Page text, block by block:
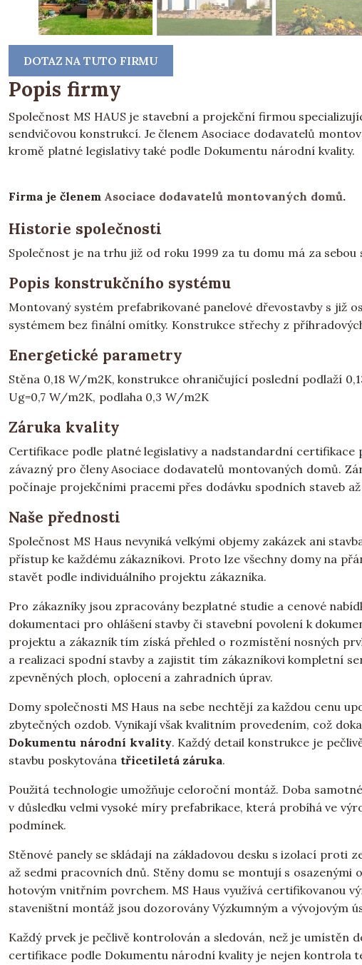
DOTAZ NA TUTO FIRMU
Popis firmy
Společnost MS HAUS je stavební a projekční firmou
sendvičovou konstrukcí. Je členem Asociace dodavatelů
kromě platné legislativy také podle Dokumentu národní kvality.
Firma je členem Asociace dodavatelů montovaných domů.
Historie společnosti
Společnost je na trhu již od roku 1999 za tu domu má za sebou
Popis konstrukčního systému
Montovaný systém prefabrikované panelové dřevostavby s již
systémem bez finální omítky. Konstrukce střechy z
Energetické parametry
Stěna 0,18 W/m2K, konstrukce ohraničující poslední podlaží
Ug=0,7 W/m2K, podlaha 0,3 W/m2K
Záruka kvality
Certifikace podle platné legislativy a nadstandardní certifikace
závazný pro členy Asociace dodavatelů montovaných domů.
počínaje projekčními pracemi přes dodávku spodních staveb
Naše přednosti
Společnost MS Haus nevyniká velkými objemy zakázek ani
přístup ke každému zákazníkovi. Proto lze všechny domy na
stavět podle individuálního projektu zákazníka.
Pro zákazníky jsou zpracovány bezplatné studie a cenové
dokumentaci pro ohlášení stavby či stavební povolení k
projektu a zákazník tím získá přehled o rozmístění nosných
a realizaci spodní stavby a zajistit tím zákazníkovi kompletní
zpevněných ploch, oplocení a zahradních úprav.
Domy společnosti MS Haus na sebe nechtějí za každou cenu
zbytečných ozdob. Vynikají však kvalitním provedením, což
Dokumentu národní kvality. Každý detail konstrukce je
stavbu poskytovánatřicetiletá záruka.
Použitá technologie umožňuje celoroční montáž. Doba
v důsledku velmi vysoké míry prefabrikace, která probíhá ve
podmínek.
Stěnové panely se skládají na základovou desku s izolací proti
až sedmi pracovních dnů. Stěny domu se montují s osazenými
hotovým vnitřním povrchem. MS Haus využívá certifikovanou
staveništní montáž jsou dozorovány Výzkumným a vývojovým
Každý prvek je pečlivě kontrolován a sledován, než je umístěn
certifikace podle Dokumentu národní kvality je nejen kontrola